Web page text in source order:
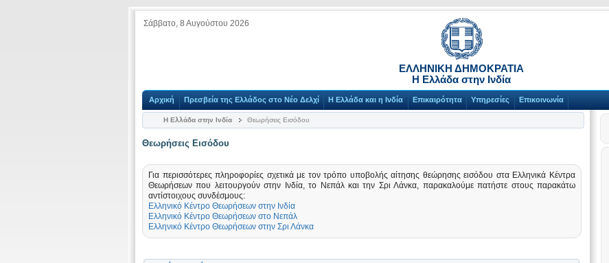
Σάββατο, 8 Αυγούστου 2026
ΕΛΛΗΝΙΚΗ ΔΗΜΟΚΡΑΤΙΑ
Η Ελλάδα στην Ινδία
Αρχική Πρεσβεία της Ελλάδος στο Νέο Δελχί Η Ελλάδα και η Ινδία Επικαιρότητα Υπηρεσίες Επικοινωνία
Η Ελλάδα στην Ινδία Θεωρήσεις Εισόδου
Θεωρήσεις Εισόδου
Για περισσότερες πληροφορίες σχετικά με τον τρόπο υποβολής αίτησης θεώρησης εισόδου στα Ελληνικά Κέντρα
Θεωρήσεων που λειτουργούν στην Ινδία, το Νεπάλ και την Σρι Λάνκα, παρακαλούμε πατήστε στους παρακάτω
αντίστοιχους συνδέσμους:
Ελληνικό Κέντρο Θεωρήσεων στην Ινδία
Ελληνικό Κέντρο Θεωρήσεων στο Νεπάλ
Ελληνικό Κέντρο Θεωρήσεων στην Σρι Λάνκα